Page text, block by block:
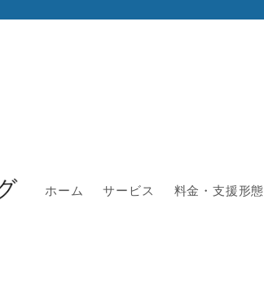
ホーム サービス 料金・支援形態